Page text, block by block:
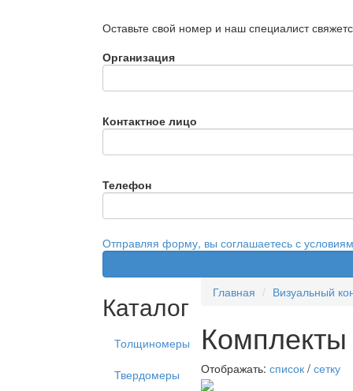
Оставьте свой номер и наш специалист
Организация
Контактное лицо
Телефон
Отправляя форму, вы соглашаетесь с
Каталог
Толщиномеры
Твердомеры
Главная Визуальный
Отображать: список / сетку